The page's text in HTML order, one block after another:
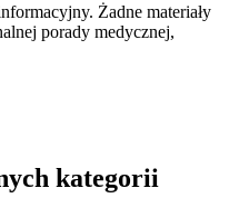
Żadne materiały
porady medycznej,
kategorii